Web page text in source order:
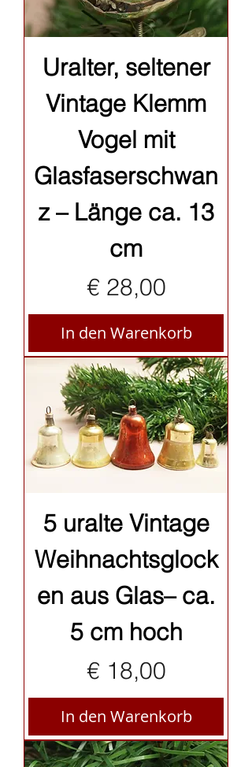
Uralter, seltener
Vintage Klemm
Vogel mit
Glasfaserschwan
z – Länge ca. 13
cm
Preis
€ 28,00
In den Warenkorb
5 uralte Vintage
Weihnachtsglock
en aus Glas– ca.
5 cm hoch
Preis
€ 18,00
In den Warenkorb